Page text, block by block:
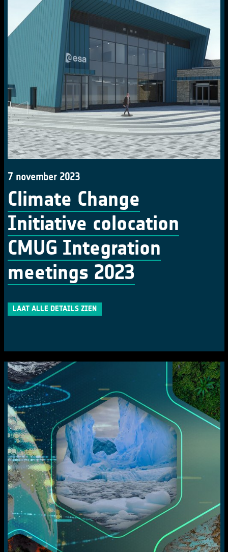
7 november 2023
Climate Change
Initiative colocation
CMUG Integration
meetings 2023
LAAT ALLE DETAILS ZIEN